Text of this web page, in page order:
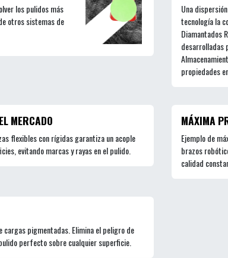
los pulidos más
otros sistemas de
Una
tecnología la
Diamantados
desarrolladas
propiedades
MERCADO
flexibles con rígidas garantiza un acople
evitando marcas y rayas en el pulido.
MÁXIMA
Ejemplo de
brazos
calidad
cargas pigmentadas. Elimina el peligro de
perfecto sobre cualquier superficie.